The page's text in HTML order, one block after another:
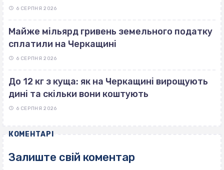
6 СЕРПНЯ 2026
Майже мільярд гривень земельного податку
сплатили на Черкащині
6 СЕРПНЯ 2026
До 12 кг з куща: як на Черкащині вирощують
дині та скільки вони коштують
6 СЕРПНЯ 2026
КОМЕНТАРІ
Залиште свій коментар